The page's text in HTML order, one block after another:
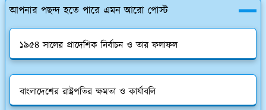
আপনার পছন্দ হতে পারে এমন আরো পোস্ট
১৯৫৪ সালের প্রাদেশিক নির্বাচন ও তার ফলাফল
বাংলাদেশের রাষ্ট্রপতির ক্ষমতা ও কার্যাবলি